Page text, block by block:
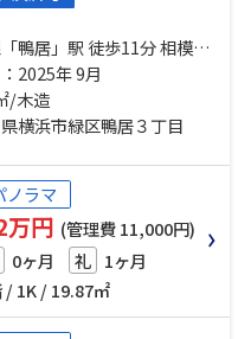
居」駅 徒歩11分 相模鉄
横浜「西谷」駅 バス18
9分 東急新横浜線
」駅 バス22分 西菅田団地
2025年 9月
/木造
横浜市緑区鴨居３丁目
ノラマ
万円 (管理費 11,000円)
0ヶ月 礼 1ヶ月
/ 1K / 19.87㎡